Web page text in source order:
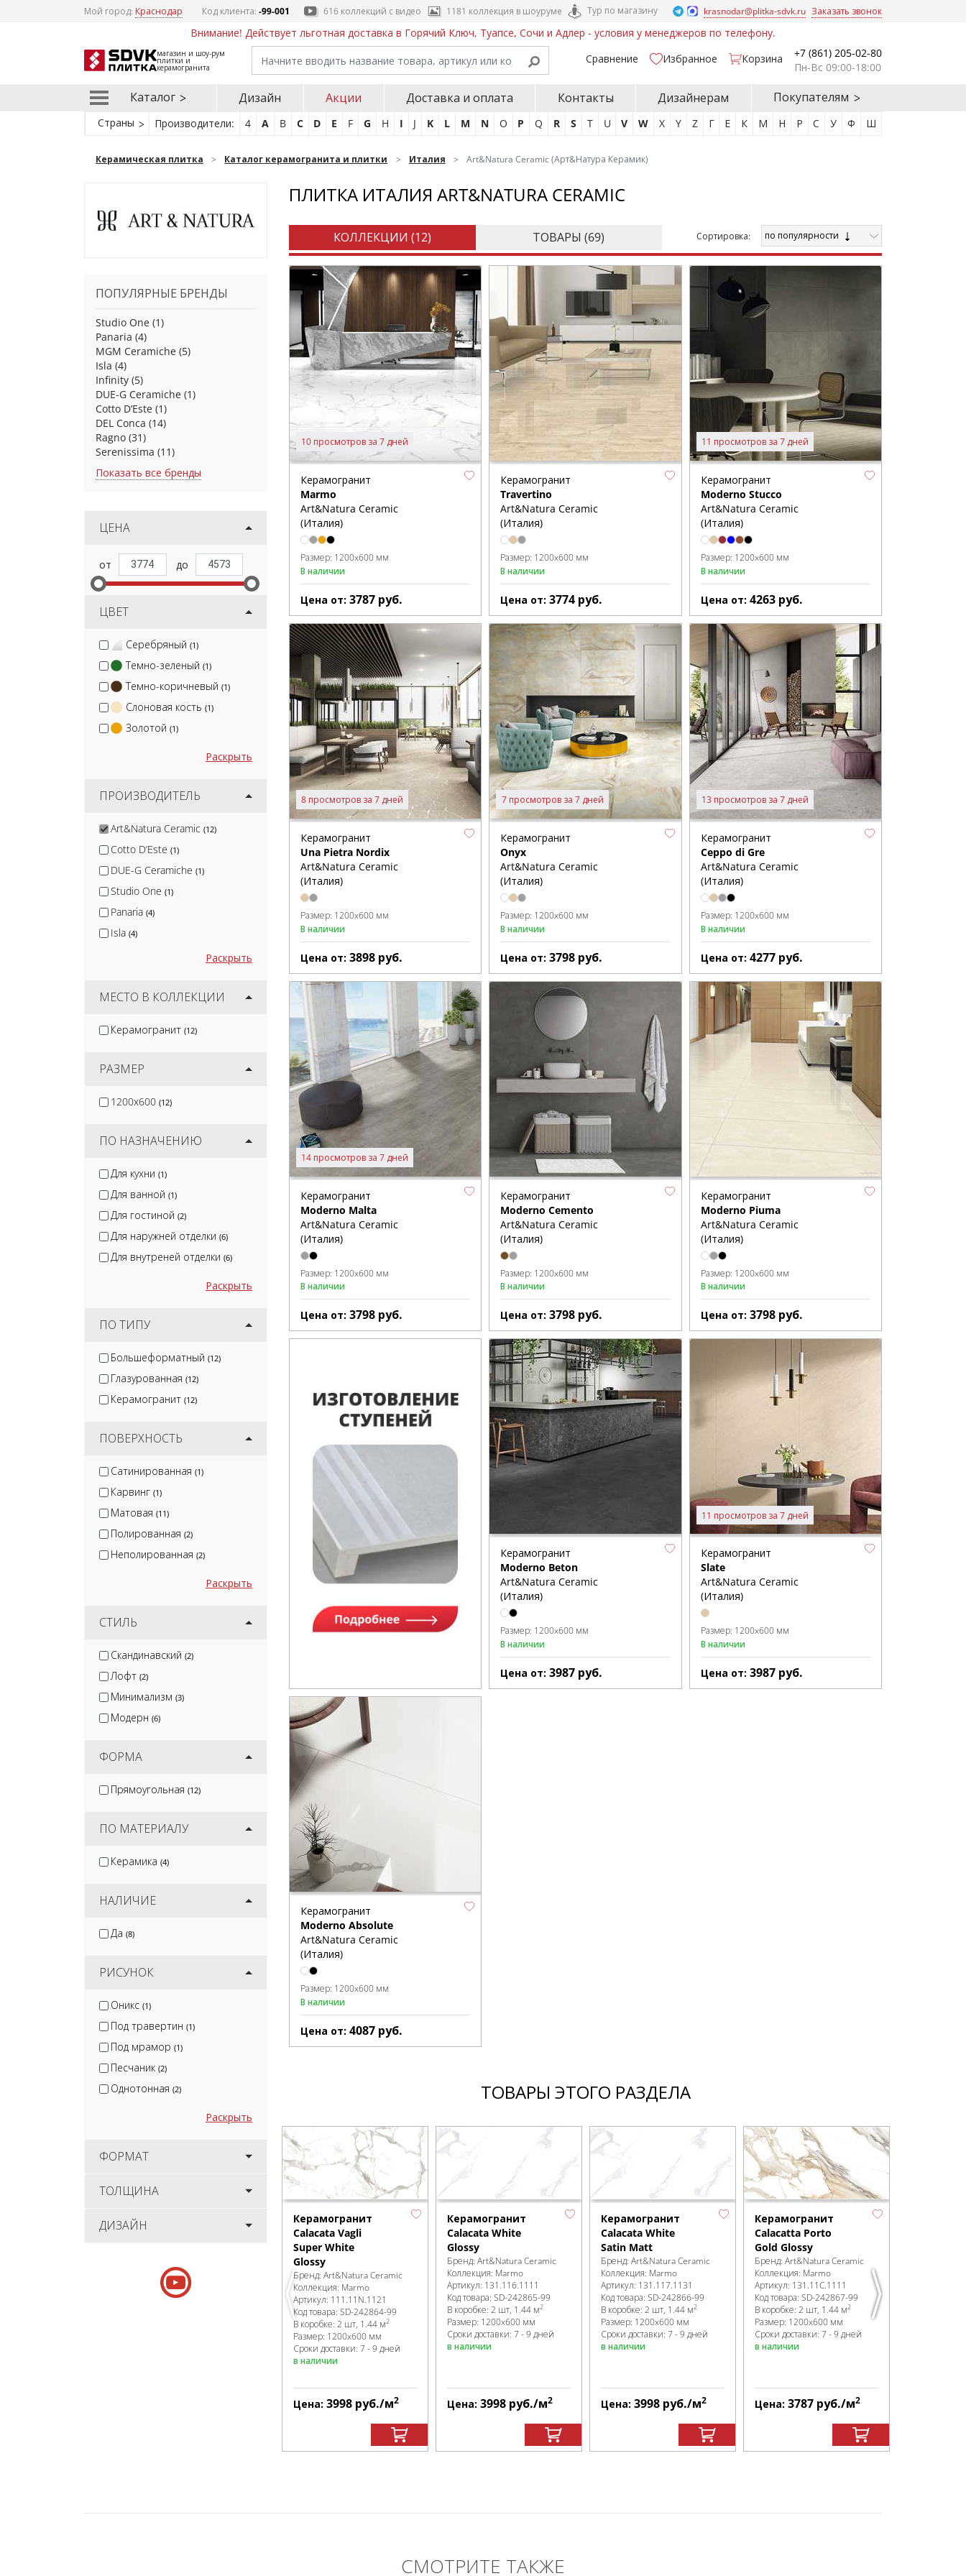
Мой город: Краснодар Код клиента:-99-001 616 коллекций с видео 1181 коллекция в шоуруме Тур по магазину krasnodar@plitka-sdvk.ru Заказать звонок
Внимание! Действует льготная доставка в Горячий Ключ, Туапсе, Сочи и Адлер - условия у менеджеров по телефону.
магазин и шоу-рум
плитки и
керамогранита
Сравнение Избранное Корзина
+7 (861) 205-02-80
Пн-Вс 09:00-18:00
Каталог Дизайн Акции Доставка и оплата Контакты Дизайнерам Покупателям
Страны Производители: 4 A B C D E F G H I J K L M N O P Q R S T U V W X Y Z Г Е К М Н Р С У Ф Ш
Керамическая плитка Каталог керамогранита и плитки Италия Art&Natura Ceramic (Арт&Натура Керамик)
ПОПУЛЯРНЫЕ БРЕНДЫ
Studio One (1)
Panaria (4)
MGM Ceramiche (5)
Isla (4)
Infinity (5)
DUE-G Ceramiche (1)
Cotto D’Este (1)
DEL Conca (14)
Ragno (31)
Serenissima (11)
Показать все бренды
ЦЕНА
ЦВЕТ
Серебряный (1)
Темно-зеленый (1)
Темно-коричневый (1)
Слоновая кость (1)
Золотой (1)
Раскрыть
ПРОИЗВОДИТЕЛЬ
Art&Natura Ceramic (12)
Cotto D’Este (1)
DUE-G Ceramiche (1)
Studio One (1)
Panaria (4)
Isla (4)
DEL Conca(14)
Serenissima
Раскрыть
МЕСТО В КОЛЛЕКЦИИ
Керамогранит (12)
РАЗМЕР
1200x600 (12)
ПО НАЗНАЧЕНИЮ
Для кухни (1)
Для ванной (1)
Для гостиной (2)
Для наружней отделки (6)
Для внутреней отделки (6)
Раскрыть
ПО ТИПУ
Большеформатный (12)
Глазурованная (12)
Керамогранит (12)
ПОВЕРХНОСТЬ
Сатинированная (1)
Карвинг (1)
Матовая (11)
Полированная (2)
Неполированная (2)
Раскрыть
СТИЛЬ
Скандинавский (2)
Лофт (2)
Минимализм (3)
Модерн (6)
ФОРМА
Прямоугольная (12)
ПО МАТЕРИАЛУ
Керамика (4)
НАЛИЧИЕ
Да (8)
РИСУНОК
Оникс (1)
Под травертин (1)
Под мрамор (1)
Песчаник (2)
Однотонная (2)
Раскрыть
ФОРМАТ
ТОЛЩИНА
ДИЗАЙН
ПЛИТКА ИТАЛИЯ ART&NATURA CERAMIC
КОЛЛЕКЦИИ (12) ТОВАРЫ (69) Cортировка: по популярности
10 просмотров за 7 дней
Керамогранит
Marmo
Art&Natura Ceramic
(Италия)
Размер: 1200x600 мм
В наличии
Цена от: 3787 руб.
Керамогранит
Travertino
Art&Natura Ceramic
(Италия)
Размер: 1200x600 мм
В наличии
Цена от:3774 руб.
11 просмотров за 7 дней
Керамогранит
Moderno Stucco
Art&Natura Ceramic
(Италия)
Размер: 1200x600 мм
В наличии
Цена от: 4263 руб.
8 просмотров за 7 дней
Керамогранит
Una Pietra Nordix
Art&Natura Ceramic
(Италия)
Размер: 1200x600 мм
В наличии
Цена от: 3898 руб.
7 просмотров за 7 дней
Керамогранит
Onyx
Art&Natura Ceramic
(Италия)
Размер: 1200x600 мм
В наличии
Цена от:3798 руб.
13 просмотров за 7 дней
Керамогранит
Ceppo di Gre
Art&Natura Ceramic
(Италия)
Размер: 1200x600 мм
В наличии
Цена от: 4277 руб.
14 просмотров за 7 дней
Керамогранит
Moderno Malta
Art&Natura Ceramic
(Италия)
Размер: 1200x600 мм
В наличии
Цена от: 3798 руб.
Керамогранит
Moderno Cemento
Art&Natura Ceramic
(Италия)
Размер: 1200x600 мм
В наличии
Цена от:3798 руб.
Керамогранит
Moderno Piuma
Art&Natura Ceramic
(Италия)
Размер: 1200x600 мм
В наличии
Цена от: 3798 руб.
Керамогранит
Moderno Beton
Art&Natura Ceramic
(Италия)
Размер: 1200x600 мм
В наличии
Цена от:3987 руб.
11 просмотров за 7 дней
Керамогранит
Slate
Art&Natura Ceramic
(Италия)
Размер: 1200x600 мм
В наличии
Цена от: 3987 руб.
Керамогранит
Moderno Absolute
Art&Natura Ceramic
(Италия)
Размер: 1200x600 мм
В наличии
Цена от: 4087 руб.
ТОВАРЫ ЭТОГО РАЗДЕЛА
Керамогранит
Calacata Vagli
Super White
Glossy
Бренд: Art&Natura Ceramic
Коллекция: Marmo
Артикул: 111.11N.1121
Код товара: SD-242864-99
В коробке: 2 шт, 1.44 м2
Размер: 1200x600 мм
Сроки доставки: 7 - 9 дней
в наличии
Цена: 3998 руб./м2
Керамогранит
Calacata White
Glossy
Бренд: Art&Natura Ceramic
Коллекция: Marmo
Артикул: 131.116.1111
Код товара: SD-242865-99
В коробке: 2 шт, 1.44 м2
Размер: 1200x600 мм
Сроки доставки: 7 - 9 дней
в наличии
Цена: 3998 руб./м2
Керамогранит
Calacata White
Satin Matt
Бренд: Art&Natura Ceramic
Коллекция: Marmo
Артикул: 131.117.1131
Код товара: SD-242866-99
В коробке: 2 шт, 1.44 м2
Размер: 1200x600 мм
Сроки доставки: 7 - 9 дней
в наличии
Цена: 3998 руб./м2
Керамогранит
Calacatta Porto
Gold Glossy
Бренд: Art&Natura Ceramic
Коллекция: Marmo
Артикул: 131.11C.1111
Код товара: SD-242867-99
В коробке: 2 шт, 1.44 м2
Размер: 1200x600 мм
Сроки доставки: 7 - 9 дней
в наличии
Цена: 3787 руб./м2
СМОТРИТЕ ТАКЖЕ